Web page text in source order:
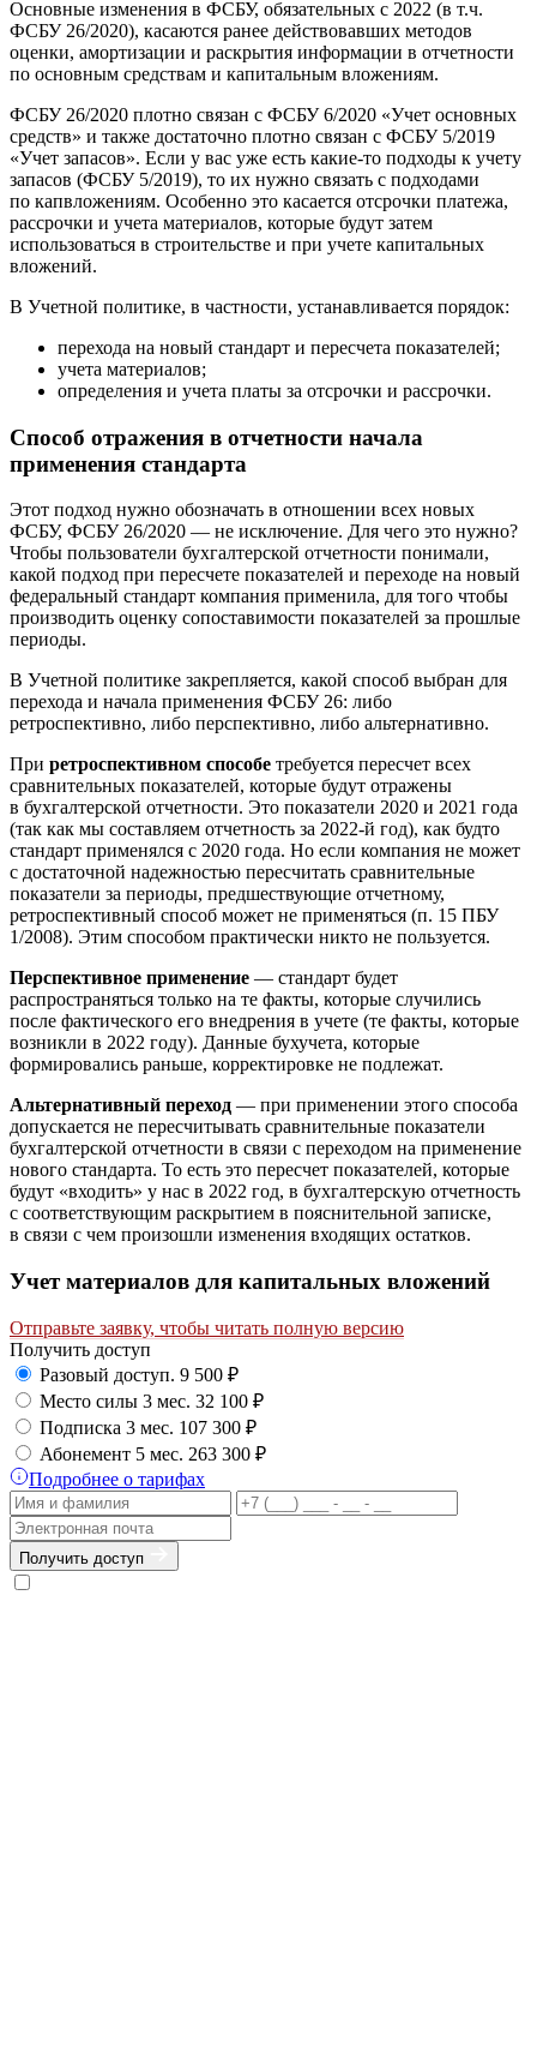
Основные изменения в ФСБУ, обязательных с 2022 (в т.ч.
ФСБУ 26/2020), касаются ранее действовавших методов
оценки, амортизации и раскрытия информации в отчетности
по основным средствам и капитальным вложениям.
ФСБУ 26/2020 плотно связан с ФСБУ 6/2020 «Учет основных
средств» и также достаточно плотно связан с ФСБУ 5/2019
«Учет запасов». Если у вас уже есть какие-то подходы к учету
запасов (ФСБУ 5/2019), то их нужно связать с подходами
по капвложениям. Особенно это касается отсрочки платежа,
рассрочки и учета материалов, которые будут затем
использоваться в строительстве и при учете капитальных
вложений.
В Учетной политике, в частности, устанавливается порядок:
перехода на новый стандарт и пересчета показателей;
учета материалов;
определения и учета платы за отсрочки и рассрочки.
Способ отражения в отчетности начала
применения стандарта
Этот подход нужно обозначать в отношении всех новых
ФСБУ, ФСБУ 26/2020 — не исключение. Для чего это нужно?
Чтобы пользователи бухгалтерской отчетности понимали,
какой подход при пересчете показателей и переходе на новый
федеральный стандарт компания применила, для того чтобы
производить оценку сопоставимости показателей за прошлые
периоды.
В Учетной политике закрепляется, какой способ выбран для
перехода и начала применения ФСБУ 26: либо
ретроспективно, либо перспективно, либо альтернативно.
При ретроспективном способе требуется пересчет всех
сравнительных показателей, которые будут отражены
в бухгалтерской отчетности. Это показатели 2020 и 2021 года
(так как мы составляем отчетность за 2022-й год), как будто
стандарт применялся с 2020 года. Но если компания не может
с достаточной надежностью пересчитать сравнительные
показатели за периоды, предшествующие отчетному,
ретроспективный способ может не применяться (п. 15 ПБУ
1/2008). Этим способом практически никто не пользуется.
Перспективное применение — стандарт будет
распространяться только на те факты, которые случились
после фактического его внедрения в учете (те факты, которые
возникли в 2022 году). Данные бухучета, которые
формировались раньше, корректировке не подлежат.
Альтернативный переход — при применении этого способа
допускается не пересчитывать сравнительные показатели
бухгалтерской отчетности в связи с переходом на применение
нового стандарта. То есть это пересчет показателей, которые
будут «входить» у нас в 2022 год, в бухгалтерскую отчетность
с соответствующим раскрытием в пояснительной записке,
в связи с чем произошли изменения входящих остатков.
Учет материалов для капитальных вложений
Отправьте заявку, чтобы читать полную версию
Получить доступ
Разовый доступ. 9 500 ₽
Место силы 3 мес. 32 100 ₽
Подписка 3 мес. 107 300 ₽
Абонемент 5 мес. 263 300 ₽
Подробнее о тарифах
Получить доступ